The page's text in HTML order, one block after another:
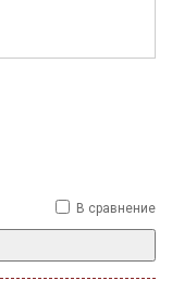
В сравнение